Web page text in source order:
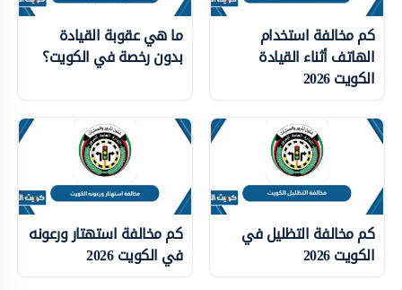
كم مخالفة استخدام
الهاتف أثناء القيادة
الكويت 2026
ما هي عقوبة القيادة
بدون رخصة في الكويت؟
كم مخالفة التظليل في
الكويت 2026
كم مخالفة استهتار ورعونه
في الكويت 2026